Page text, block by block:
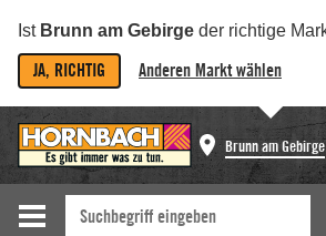
Ist Brunn am Gebirge der richtige
JA, RICHTIG Anderen Markt wählen
Brunn am Gebirge